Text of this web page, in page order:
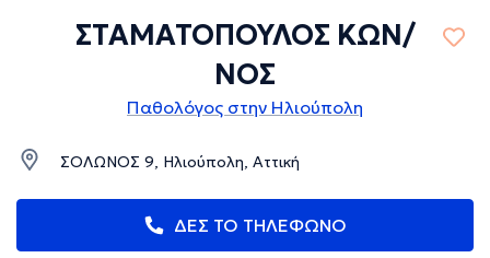
ΣΤΑΜΑΤΟΠΟΥΛΟΣ ΚΩΝ/
ΝΟΣ
Παθολόγος στην Ηλιούπολη
ΣΟΛΩΝΟΣ 9, Ηλιούπολη, Αττική
ΔΕΣ ΤΟ ΤΗΛΕΦΩΝΟ